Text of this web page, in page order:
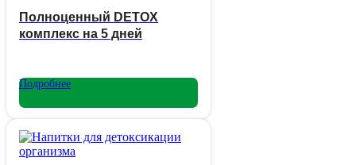
Полноценный DETOX
комплекс на 5 дней
Подробнее